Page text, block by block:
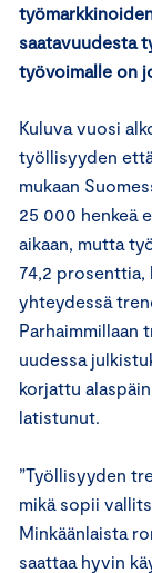
saatavuudesta
työvoimalle on
Kuluva vuosi
työllisyyden
mukaan
25 000 henkeä
aikaan, mutta
74,2
yhteydessä
Parhaimmillaan
uudessa
korjattu
latistunut.
”Työllisyyden
mikä sopii
Minkäänlaista
saattaa hyvin